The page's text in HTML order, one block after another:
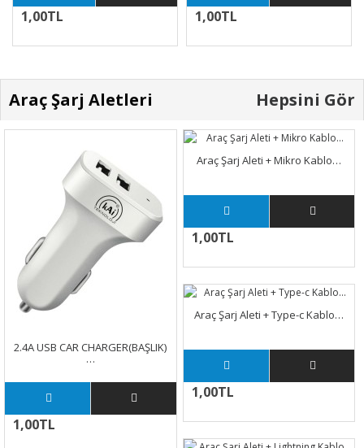
1,00TL 1,00TL
Araç Şarj Aletleri Hepsini Gör
2.4A USB CAR CHARGER(BAŞLIK)
…
1,00TL
Araç Şarj Aleti + Mikro Kablo…
1,00TL
Araç Şarj Aleti + Type-c Kablo…
1,00TL